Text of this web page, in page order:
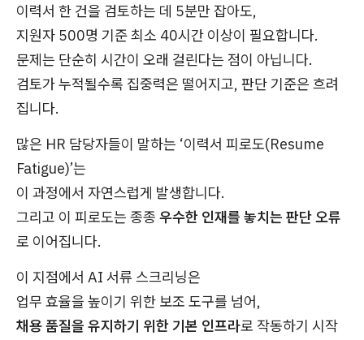
이력서 한 건을 검토하는 데 5분만 잡아도,
지원자 500명 기준 최소 40시간 이상이 필요합니다.
문제는 단순히 시간이 오래 걸린다는 점이 아닙니다.
검토가 누적될수록 집중력은 떨어지고, 판단 기준은 흐려
집니다.
많은 HR 담당자들이 말하는 ‘이력서 피로도(Resume
Fatigue)’는
이 과정에서 자연스럽게 발생합니다.
그리고 이 피로도는 종종 우수한 인재를 놓치는 판단 오류
로 이어집니다.
이 지점에서 AI 서류 스크리닝은
업무 효율을 높이기 위한 보조 도구를 넘어,
채용 품질을 유지하기 위한 기본 인프라로 작동하기 시작